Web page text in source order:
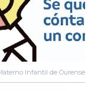
Infantil de Ourense